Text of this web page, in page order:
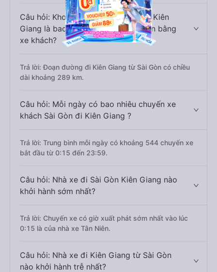
Câu hỏi: Khoảng cách từ Sài Gòn đi Kiên
Giang là bao nhiêu km nếu di chuyển bằng
xe khách?
Trả lời: Đoạn đường đi Kiên Giang từ Sài Gòn có chiều
dài khoảng 289 km.
Câu hỏi: Mỗi ngày có bao nhiêu chuyến xe
khách Sài Gòn đi Kiên Giang ?
Trả lời: Trung bình mỗi ngày có khoảng 544 chuyến xe
bắt đầu từ 0:15 đến 23:59.
Câu hỏi: Nhà xe đi Sài Gòn Kiên Giang nào
khởi hành sớm nhất?
Trả lời: Chuyến xe có giờ xuất phát sớm nhất vào lúc
0:15 là của nhà xe Tân Niên.
Câu hỏi: Nhà xe đi Kiên Giang từ Sài Gòn
nào khởi hành trễ nhất?